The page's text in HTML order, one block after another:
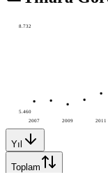
2007 2009 2011
8.732
5.460
Yıl
Toplam